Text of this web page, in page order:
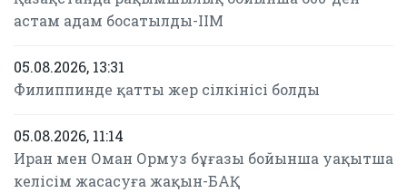
астам адам босатылды-ІІМ
05.08.2026, 13:31
Филиппинде қатты жер сілкінісі болды
05.08.2026, 11:14
Иран мен Оман Ормуз бұғазы бойынша уақытша
келісім жасасуға жақын-БАҚ